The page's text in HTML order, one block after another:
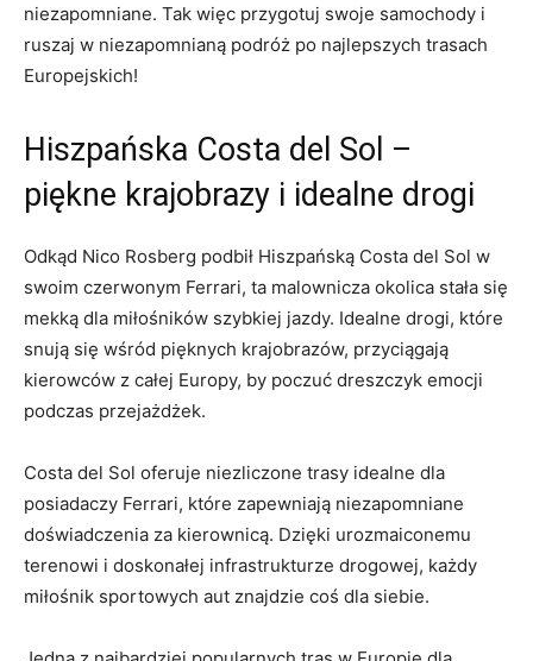
niezapomniane. Tak więc przygotuj swoje ⁢samochody i
ruszaj w niezapomnianą‍ podróż po najlepszych trasach
Europejskich!
Hiszpańska‍ Costa del Sol⁢ –
piękne krajobrazy⁤ i idealne drogi
Odkąd​ Nico ⁤Rosberg podbił Hiszpańską Costa del Sol w
swoim ‌czerwonym ⁢Ferrari, ‌ta malownicza⁣ okolica‍ stała się
mekką⁢ dla miłośników szybkiej jazdy. ⁤Idealne drogi,⁣ które
snują się wśród pięknych krajobrazów,‌ przyciągają
kierowców z ⁢całej Europy, by ​poczuć‌ dreszczyk emocji
podczas przejażdżek.
Costa del Sol oferuje niezliczone trasy idealne dla
posiadaczy‍ Ferrari, które ⁣zapewniają niezapomniane
doświadczenia za kierownicą. Dzięki⁢ urozmaiconemu​
terenowi⁢ i doskonałej ​infrastrukturze drogowej, każdy
⁢miłośnik ⁢sportowych ⁢aut znajdzie coś dla⁤ siebie.